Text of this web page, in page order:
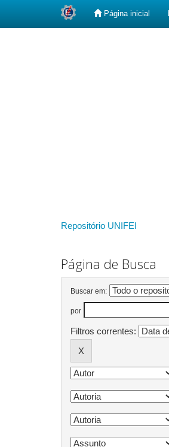
Página inicial
Repositório UNIFEI
Página de Busca
Buscar em:
por
Filtros correntes: